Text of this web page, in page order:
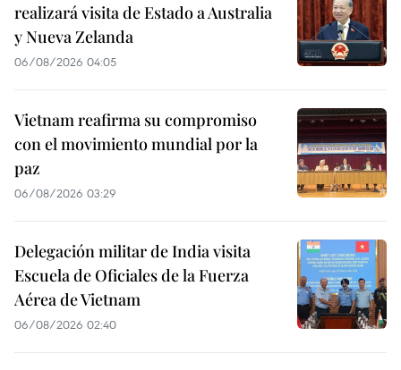
realizará visita de Estado a Australia
y Nueva Zelanda
06/08/2026 04:05
Vietnam reafirma su compromiso
con el movimiento mundial por la
paz
06/08/2026 03:29
Delegación militar de India visita
Escuela de Oficiales de la Fuerza
Aérea de Vietnam
06/08/2026 02:40